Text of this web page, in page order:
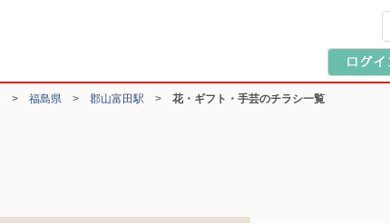
> 福島県 > 郡山富田駅 > 花・ギフト・手芸のチラシ一覧